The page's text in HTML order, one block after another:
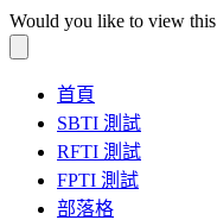
Would you like to view
首頁
SBTI 測試
RFTI 測試
FPTI 測試
部落格